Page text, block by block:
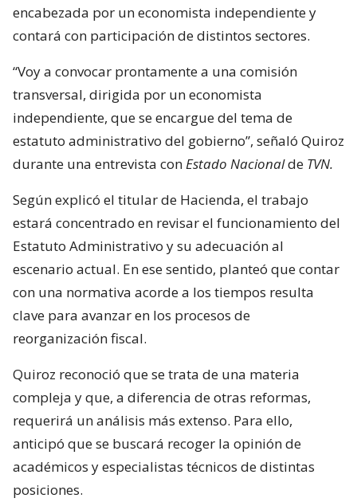
encabezada por un economista independiente y
contará con participación de distintos sectores.
“Voy a convocar prontamente a una comisión
transversal, dirigida por un economista
independiente, que se encargue del tema de
estatuto administrativo del gobierno”, señaló Quiroz
durante una entrevista conEstado Nacionalde TVN.
Según explicó el titular de Hacienda, el trabajo
estará concentrado en revisar el funcionamiento del
Estatuto Administrativo y su adecuación al
escenario actual. En ese sentido, planteó que contar
con una normativa acorde a los tiempos resulta
clave para avanzar en los procesos de
reorganización fiscal.
Quiroz reconoció que se trata de una materia
compleja y que, a diferencia de otras reformas,
requerirá un análisis más extenso. Para ello,
anticipó que se buscará recoger la opinión de
académicos y especialistas técnicos de distintas
posiciones.